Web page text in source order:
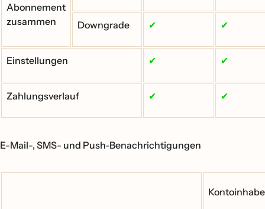
Abonnement
zusammen
Downgrade ✔ ✔
Einstellungen ✔ ✔
Zahlungsverlauf ✔ ✔
E-Mail-, SMS- und Push-Benachrichtigungen